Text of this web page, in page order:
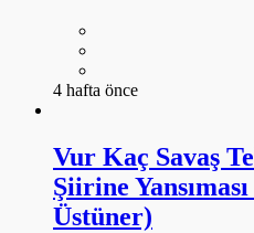
4 hafta önce
Vur Kaç Savaş
Şiirine
Üstüner)